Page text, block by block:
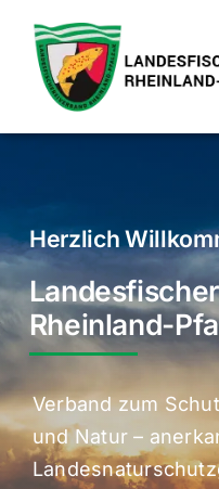
Inhalt
springen
News
Termine
Shop
Kontakt
Herzlich
Rheinland-
Verband zum
und Natur –